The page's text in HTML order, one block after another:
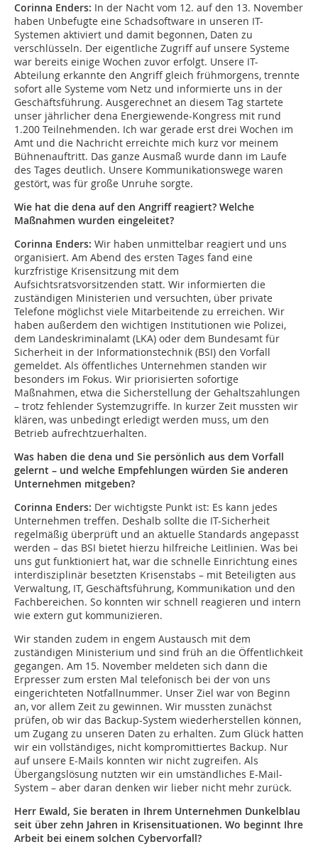
Corinna Enders: In der Nacht vom 12. auf den 13. November
haben Unbefugte eine Schadsoftware in unseren IT-
Systemen aktiviert und damit begonnen, Daten zu
verschlüsseln. Der eigentliche Zugriff auf unsere Systeme
war bereits einige Wochen zuvor erfolgt. Unsere IT-
Abteilung erkannte den Angriff gleich frühmorgens, trennte
sofort alle Systeme vom Netz und informierte uns in der
Geschäftsführung. Ausgerechnet an diesem Tag startete
unser jährlicher dena Energiewende-Kongress mit rund
1.200 Teilnehmenden. Ich war gerade erst drei Wochen im
Amt und die Nachricht erreichte mich kurz vor meinem
Bühnenauftritt. Das ganze Ausmaß wurde dann im Laufe
des Tages deutlich. Unsere Kommunikationswege waren
gestört, was für große Unruhe sorgte.
Wie hat die dena auf den Angriff reagiert? Welche
Maßnahmen wurden eingeleitet?
Corinna Enders: Wir haben unmittelbar reagiert und uns
organisiert. Am Abend des ersten Tages fand eine
kurzfristige Krisensitzung mit dem
Aufsichtsratsvorsitzenden statt. Wir informierten die
zuständigen Ministerien und versuchten, über private
Telefone möglichst viele Mitarbeitende zu erreichen. Wir
haben außerdem den wichtigen Institutionen wie Polizei,
dem Landeskriminalamt (LKA) oder dem Bundesamt für
Sicherheit in der Informationstechnik (BSI) den Vorfall
gemeldet. Als öffentliches Unternehmen standen wir
besonders im Fokus. Wir priorisierten sofortige
Maßnahmen, etwa die Sicherstellung der Gehaltszahlungen
– trotz fehlender Systemzugriffe. In kurzer Zeit mussten wir
klären, was unbedingt erledigt werden muss, um den
Betrieb aufrechtzuerhalten.
Was haben die dena und Sie persönlich aus dem Vorfall
gelernt – und welche Empfehlungen würden Sie anderen
Unternehmen mitgeben?
Corinna Enders: Der wichtigste Punkt ist: Es kann jedes
Unternehmen treffen. Deshalb sollte die IT-Sicherheit
regelmäßig überprüft und an aktuelle Standards angepasst
werden – das BSI bietet hierzu hilfreiche Leitlinien. Was bei
uns gut funktioniert hat, war die schnelle Einrichtung eines
interdisziplinär besetzten Krisenstabs – mit Beteiligten aus
Verwaltung, IT, Geschäftsführung, Kommunikation und den
Fachbereichen. So konnten wir schnell reagieren und intern
wie extern gut kommunizieren.
Wir standen zudem in engem Austausch mit dem
zuständigen Ministerium und sind früh an die Öffentlichkeit
gegangen. Am 15. November meldeten sich dann die
Erpresser zum ersten Mal telefonisch bei der von uns
eingerichteten Notfallnummer. Unser Ziel war von Beginn
an, vor allem Zeit zu gewinnen. Wir mussten zunächst
prüfen, ob wir das Backup-System wiederherstellen können,
um Zugang zu unseren Daten zu erhalten. Zum Glück hatten
wir ein vollständiges, nicht kompromittiertes Backup. Nur
auf unsere E-Mails konnten wir nicht zugreifen. Als
Übergangslösung nutzten wir ein umständliches E-Mail-
System – aber daran denken wir lieber nicht mehr zurück.
Herr Ewald, Sie beraten in Ihrem Unternehmen Dunkelblau
seit über zehn Jahren in Krisensituationen. Wo beginnt Ihre
Arbeit bei einem solchen Cybervorfall?